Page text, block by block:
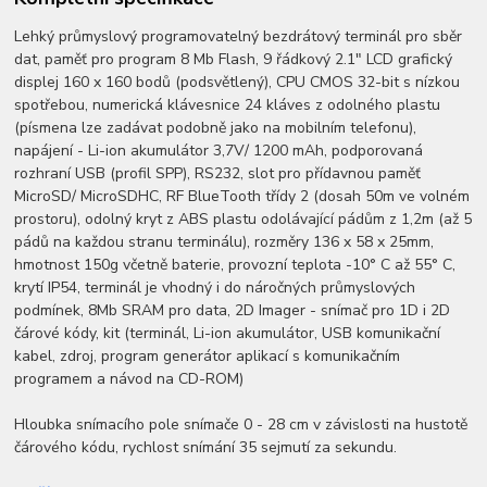
Lehký průmyslový programovatelný bezdrátový terminál pro sběr
dat, paměť pro program 8 Mb Flash, 9 řádkový 2.1" LCD grafický
displej 160 x 160 bodů (podsvětlený), CPU CMOS 32-bit s nízkou
spotřebou, numerická klávesnice 24 kláves z odolného plastu
(písmena lze zadávat podobně jako na mobilním telefonu),
napájení - Li-ion akumulátor 3,7V/ 1200 mAh, podporovaná
rozhraní USB (profil SPP), RS232, slot pro přídavnou paměť
MicroSD/ MicroSDHC, RF BlueTooth třídy 2 (dosah 50m ve volném
prostoru), odolný kryt z ABS plastu odolávající pádům z 1,2m (až 5
pádů na každou stranu terminálu), rozměry 136 x 58 x 25mm,
hmotnost 150g včetně baterie, provozní teplota -10° C až 55° C,
krytí IP54, terminál je vhodný i do náročných průmyslových
podmínek, 8Mb SRAM pro data, 2D Imager - snímač pro 1D i 2D
čárové kódy, kit (terminál, Li-ion akumulátor, USB komunikační
kabel, zdroj, program generátor aplikací s komunikačním
programem a návod na CD-ROM)
Hloubka snímacího pole snímače 0 - 28 cm v závislosti na hustotě
čárového kódu, rychlost snímání 35 sejmutí za sekundu.